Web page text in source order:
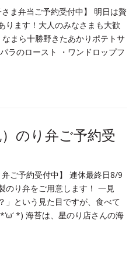
さま弁当ご予約受付中】 明日は贅
ります！大人のみなさまも大歓
まら十勝野きたあかりポテトサ
ラのロースト ・ワンドロップフ
のり弁ご予約受
弁ご予約受付中】 連休最終日8/9
のり弁をご用意します！ 一見
」という見た目ですが、食べて
*) 海苔は、星のり店さんの海